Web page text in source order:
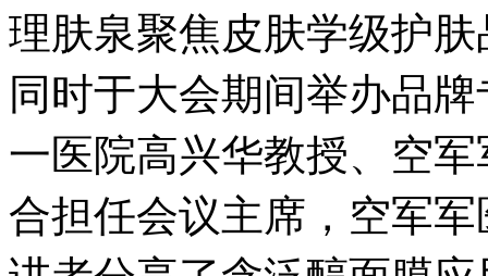
理肤泉聚焦皮肤学级护
同时于大会期间举办品
一医院高兴华教授、空
合担任会议主席，空军